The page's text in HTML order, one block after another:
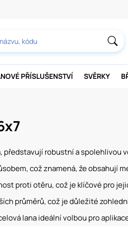
PŘÍSLUŠENSTVÍ SVĚRKY
představují robustní a spolehlivou
což znamená, že obsahují
proti otěru, což je klíčové pro
průměrů, což je důležité
lana ideální volbou pro